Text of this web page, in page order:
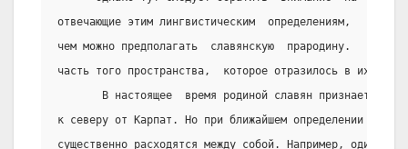
отвечающие этим лингвистическим  определениям,
чем можно предполагать  славянскую  прародину.
часть того пространства,  которое отразилось в их
В настоящее  время родиной славян признается
к северу от Карпат. Но при ближайшем определении  ее
существенно расходятся между собой. Например, один из